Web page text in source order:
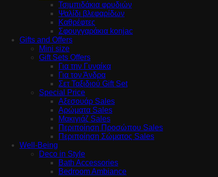
Τσιμπιδάκια φρυδιών
Ψαλίδι βλεφαρίδων
Καθρέφτες
Σφουγγαράκια konjac
Gifts and Offers
Mini size
Gift Sets Offers
Για την Γυναίκα
Για τον Άνδρα
Σετ Ταξιδιού Gift Set
Special Price
Αξεσουάρ Sales
Αρώματα Sales
Μακιγιάζ Sales
Περιποίηση Προσώπου Sales
Περιποίηση Σώματος Sales
Well-Being
Deco in Style
Bath Accessories
Bedroom Ambiance